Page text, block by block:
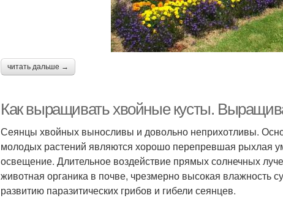
читать дальше →
Как выращивать хвойные кусты.
Сеянцы хвойных выносливы и довольно неприхотливы.
молодых растений являются хорошо перепревшая рыхлая
освещение. Длительное воздействие прямых солнечных
животная органика в почве, чрезмерно высокая влажность
развитию паразитических грибов и гибели сеянцев.